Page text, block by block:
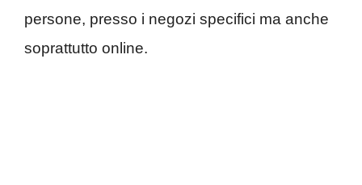
persone, presso i negozi specifici ma anche
soprattutto online.